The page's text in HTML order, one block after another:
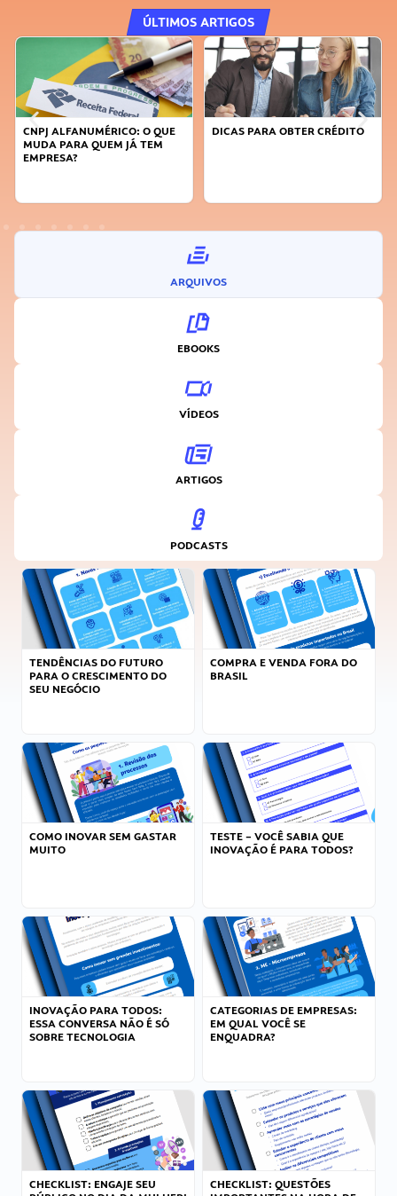
ÚLTIMOS ARTIGOS
CNPJ ALFANUMÉRICO: O QUE
MUDA PARA QUEM JÁ TEM
EMPRESA?
DICAS PARA OBTER CRÉDITO
ARQUIVOS
EBOOKS
VÍDEOS
ARTIGOS
PODCASTS
TENDÊNCIAS DO FUTURO
PARA O CRESCIMENTO DO
SEU NEGÓCIO
COMPRA E VENDA FORA DO
BRASIL
COMO INOVAR SEM GASTAR
MUITO
TESTE – VOCÊ SABIA QUE
INOVAÇÃO É PARA TODOS?
INOVAÇÃO PARA TODOS:
ESSA CONVERSA NÃO É SÓ
SOBRE TECNOLOGIA
CATEGORIAS DE EMPRESAS:
EM QUAL VOCÊ SE
ENQUADRA?
CHECKLIST: ENGAJE SEU
CHECKLIST: QUESTÕES